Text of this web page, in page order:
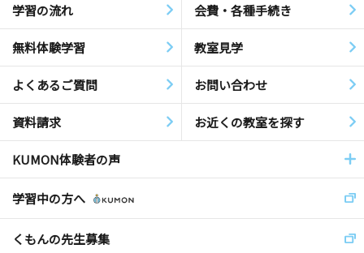
学習の流れ 会費・各種手続き
無料体験学習 教室見学
よくあるご質問 お問い合わせ
資料請求 お近くの教室を探す
KUMON体験者の声
学習中の方へ
くもんの先生募集